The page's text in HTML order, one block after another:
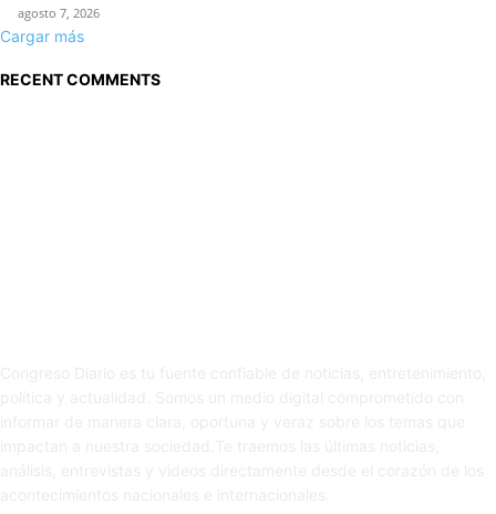
agosto 7, 2026
Cargar más
RECENT COMMENTS